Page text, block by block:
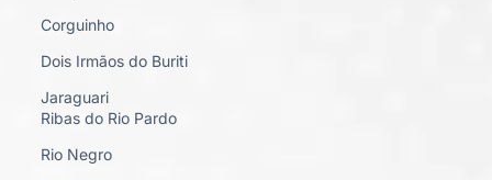
Corguinho
Dois Irmãos do Buriti
Jaraguari
Ribas do Rio Pardo
Rio Negro